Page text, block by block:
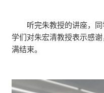
听完朱教授的讲座，同
学们对朱宏清教授表示感
满结束。